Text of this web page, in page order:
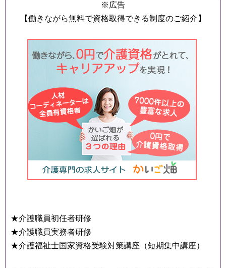
※広告
【働きながら無料で資格取得できる制度のご紹介】
★介護職員初任者研修
★介護職員実務者研修
★介護福祉士国家資格受験対策講座（短期集中講座）